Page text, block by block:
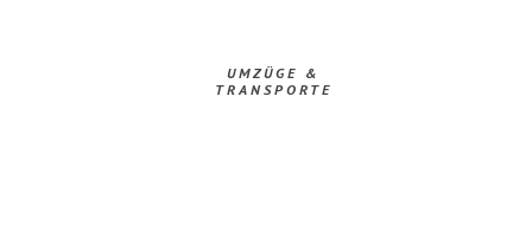
UMZÜGE &
TRANSPORTE